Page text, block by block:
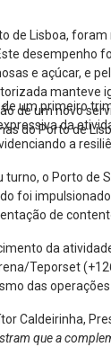
de Lisboa,
desempenho
e açúcar, e
manteve
de um novo
do Porto de
de um primeiro
da
a
turno, o Porto de
foi
de
da
Teporset
das
Caldeirinha,
que a